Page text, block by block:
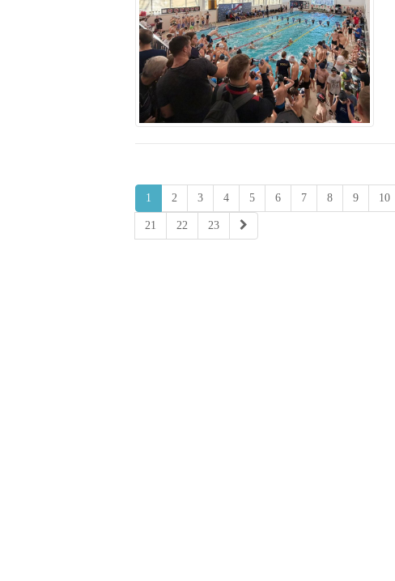
1 2 3 4 5 6 7 8 9 10
21 22 23